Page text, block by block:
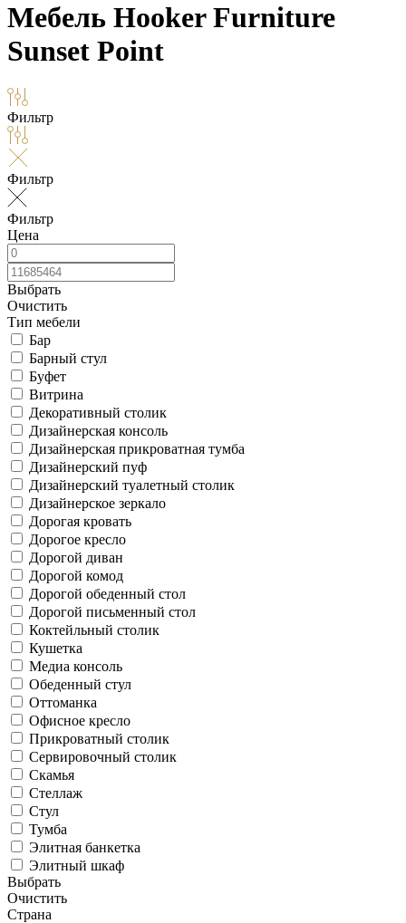
Мебель Hooker Furniture
Sunset Point
Фильтр
Фильтр
Фильтр
Цена
Выбрать
Очистить
Тип мебели
Бар
Барный стул
Буфет
Витрина
Декоративный столик
Дизайнерская консоль
Дизайнерская прикроватная тумба
Дизайнерский пуф
Дизайнерский туалетный столик
Дизайнерское зеркало
Дорогая кровать
Дорогое кресло
Дорогой диван
Дорогой комод
Дорогой обеденный стол
Дорогой письменный стол
Коктейльный столик
Кушетка
Медиа консоль
Обеденный стул
Оттоманка
Офисное кресло
Прикроватный столик
Сервировочный столик
Скамья
Стеллаж
Стул
Тумба
Элитная банкетка
Элитный шкаф
Выбрать
Очистить
Страна